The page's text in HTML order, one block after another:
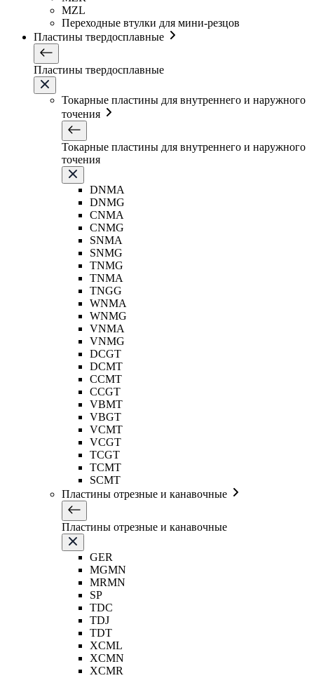
MZL
Переходные втулки для мини-резцов
Пластины твердосплавные
Пластины твердосплавные
Токарные пластины для внутреннего и наружного
точения
Токарные пластины для внутреннего и наружного
точения
DNMA
DNMG
CNMA
CNMG
SNMA
SNMG
TNMG
TNMA
TNGG
WNMA
WNMG
VNMA
VNMG
DCGT
DCMT
CCMT
CCGT
VBMT
VBGT
VCMT
VCGT
TCGT
TCMT
SCMT
Пластины отрезные и канавочные
Пластины отрезные и канавочные
GER
MGMN
MRMN
SP
TDC
TDJ
TDT
XCML
XCMN
XCMR